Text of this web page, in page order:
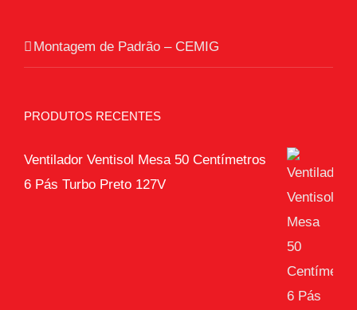
Montagem de Padrão – CEMIG
PRODUTOS RECENTES
Ventilador Ventisol Mesa 50 Centímetros
6 Pás Turbo Preto 127V